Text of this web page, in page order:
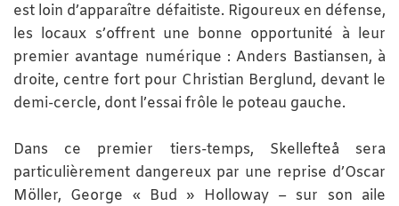
est loin d’apparaître défaitiste. Rigoureux en défense,
les locaux s’offrent une bonne opportunité à leur
premier avantage numérique : Anders Bastiansen, à
droite, centre fort pour Christian Berglund, devant le
demi-cercle, dont l’essai frôle le poteau gauche.
Dans ce premier tiers-temps, Skellefteå sera
particulièrement dangereux par une reprise d’Oscar
Möller, George « Bud » Holloway – sur son aile